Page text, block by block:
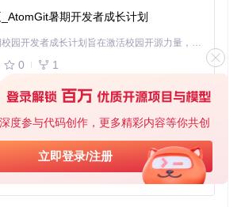
度参与代码创作，更多精彩内容等你共创
立即登录/注册
暑期开发者成长计划
「源启盛夏」暑期校园开发者成长计划旨在激活校园开源力量，通过积分激励、认证扶持、资源倾斜等形式，引导高校组织和开发者完成「入驻 — 建项目 — 做贡献 — 获认证 — 得资源」的完整闭环。无论你是想带领社团入驻平台的组织者，还是希望用代码贡献证明自己的开发者，都能在这里找到属于你的成长路径。
0 1
基于Python的Xiaozhi AI，适用于想要完整Xiaozhi体验而无需拥有专用硬件的用户。
0 1